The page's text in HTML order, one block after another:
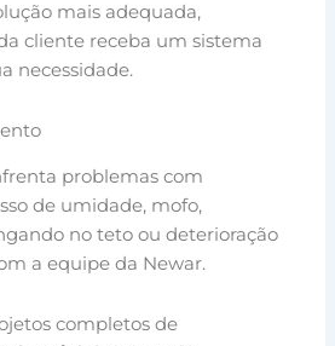
mais adequada,
cliente receba um sistema
necessidade.
problemas com
de umidade, mofo,
no teto ou deterioração
a equipe da Newar.
completos de